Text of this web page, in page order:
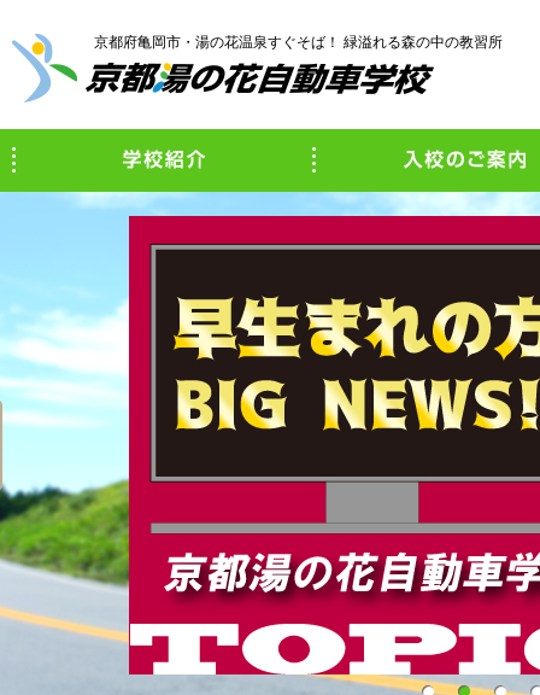
京都府亀岡市・湯の花温泉すぐそば！ 緑溢れる森の中の教習所